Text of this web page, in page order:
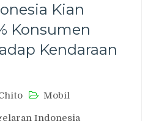
Kian
Konsumen
Kendaraan
Mobil
Indonesia